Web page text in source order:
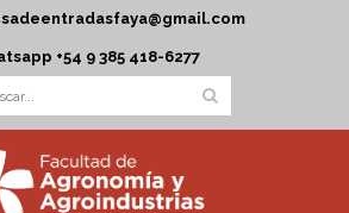
+54 9 385 418-6277